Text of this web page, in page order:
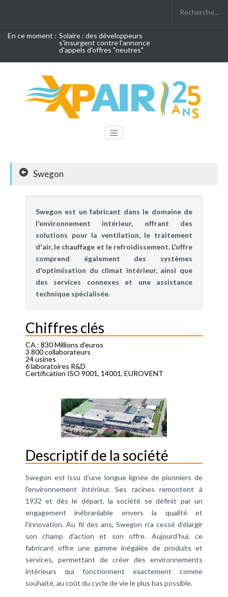
En ce moment : Solaire : des développeurs
s'insurgent contre l'annonce
d'appels d'offres "neutres"
Swegon
Swegon est un fabricant dans le domaine de
l'environnement intérieur, offrant des
solutions pour la ventilation, le traitement
d'air, le chauffage et le refroidissement. L'offre
comprend également des systèmes
d'optimisation du climat intérieur, ainsi que
des services connexes et une assistance
technique spécialisée.
Chiffres clés
CA : 830 Millions d'euros
3 800 collaborateurs
24 usines
6 laboratoires R&D
Certification ISO 9001, 14001, EUROVENT
Descriptif de la société
Swegon est issu d'une longue lignée de pionniers de
l'environnement intérieur. Ses racines remontent à
1932 et dès le départ, la société se définit par un
engagement inébranlable envers la qualité et
l'innovation. Au fil des ans, Swegon n’a cessé d’élargir
son champ d'action et son offre. Aujourd’hui, ce
fabricant offre une gamme inégalée de produits et
services, permettant de créer des environnements
intérieurs qui fonctionnent exactement comme
souhaité, au coût du cycle de vie le plus bas possible.